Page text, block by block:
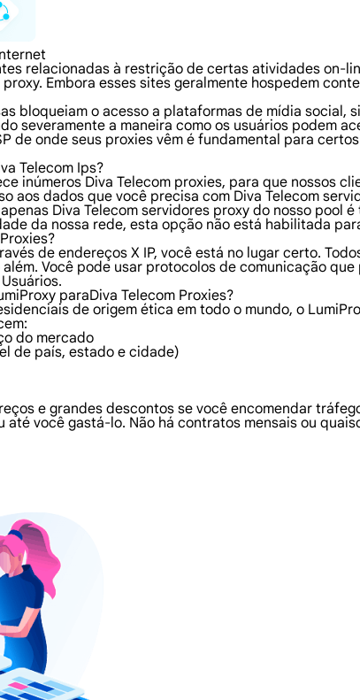
relacionadas à restrição de certas atividades on-
Embora esses sites geralmente hospedem
bloqueiam o acesso a plataformas de mídia
severamente a maneira como os usuários podem
de onde seus proxies vêm é fundamental para
Telecom Ips?
inúmeros Diva Telecom proxies, para que nossos
aos dados que você precisa com Diva Telecom
Diva Telecom servidores proxy do nosso
da nossa rede, esta opção não está habilitada
de endereços X IP, você está no lugar certo.
além. Você pode usar protocolos de comunicação
paraDiva Telecom Proxies?
de origem ética em todo o mundo, o
do mercado
de país, estado e cidade)
e grandes descontos se você encomendar
até você gastá-lo. Não há contratos mensais ou